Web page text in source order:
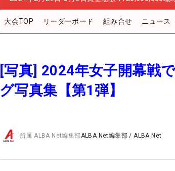
大会TOP リーダーボード 組み合せ ニュース
[写真] 2024年女子開幕
グ写真集【第1弾】
所属ALBA Net編集部ALBA Net編集部 /ALBA Net